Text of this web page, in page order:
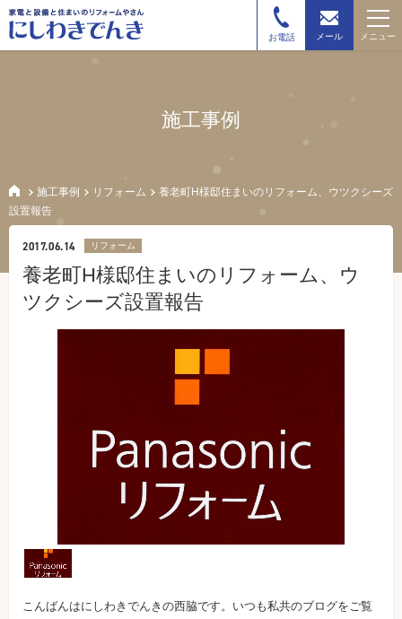
お電話 メール メニュー
施工事例
施工事例 リフォーム
養老町H様邸住まいのリフォーム、ウツクシーズ
設置報告
2017.06.14 リフォーム
養老町H様邸住まいのリフォーム、ウ
ツクシーズ設置報告
こんばんはにしわきでんきの西脇です。いつも私共のブログをご覧